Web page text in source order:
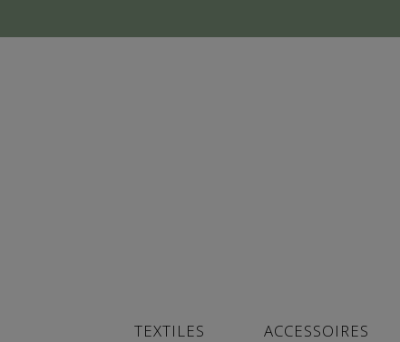
TEXTILES ACCESSOIRES